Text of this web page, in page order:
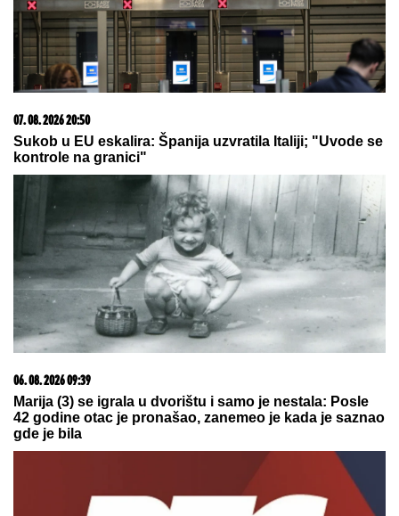
REGISTRUJ SE UZ PROMO KOD CASINO Preuzmi
1500 BESPLATNIH SPINOVA
25.000 kupaca već kupuje uz PerSu Extra. A ti? Saznaj